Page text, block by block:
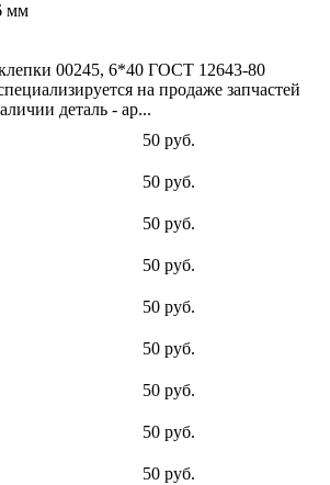
мм
00245, 6*40 ГОСТ 12643-80
на продаже запчастей
деталь - ар...
50 руб.
50 руб.
50 руб.
50 руб.
50 руб.
50 руб.
50 руб.
50 руб.
50 руб.